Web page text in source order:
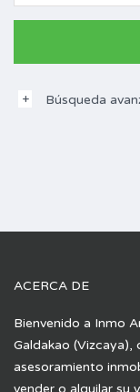
Búsqueda
ACERCA DE
Bienvenido a Inmo
Galdakao
asesoramiento
vender o alquilar su